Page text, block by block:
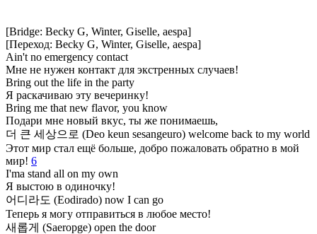
[Bridge: Becky G, Winter, Giselle, aespa]
[Переход: Becky G, Winter, Giselle, aespa]
Ain't no emergency contact
Мне не нужен контакт для экстренных случаев!
Bring out the life in the party
Я раскачиваю эту вечеринку!
Bring me that new flavor, you know
Подари мне новый вкус, ты же понимаешь,
더 큰 세상으로 (Deo keun sesangeuro) welcome back to my world
Этот мир стал ещё больше, добро пожаловать обратно в мой
мир! 6
I'ma stand all on my own
Я выстою в одиночку!
어디라도 (Eodirado) now I can go
Теперь я могу отправиться в любое место!
새롭게 (Saeropge) open the door